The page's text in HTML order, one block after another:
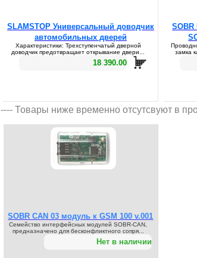
SLAMSTOP Универсальный доводчик
автомобильных дверей
Характеристики: Трехступенчатый дверной
доводчик предотвращает открывание двери...
18 390.00
SOBR
замка
---- Товары ниже временно отсутсвуют в
SOBR CAN 03 модуль к GSM 100 v.001
Семейство интерфейсных модулей SOBR-CAN,
предназначено для бесконфликтного сопря...
Нет в наличии